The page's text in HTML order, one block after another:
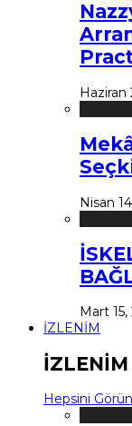
Haziran
Nisan
Mart
İZLENİM
İZLENİM
Hepsini